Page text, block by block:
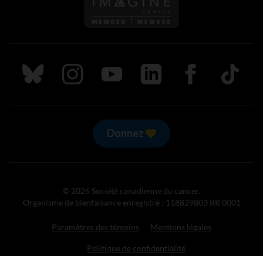
Suivez nous sur Bluesky
Suivez nous sur Instagram
Suivez nous sur Youtube
Suivez nous sur LinkedIn
Suivez nous sur
TikTok
Donnez
© 2026 Société canadienne du cancer.
Organisme de bienfaisance enregistré : 118829803 RR 0001
Paramètres des témoins Mentions légales
Politique de confidentialité